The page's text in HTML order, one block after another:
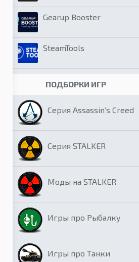
Gearup Booster
SteamTools
ПОДБОРКИ ИГР
Серия Assassin’s Creed
Серия STALKER
Моды на STALKER
Игры про Рыбалку
Игры про Танки